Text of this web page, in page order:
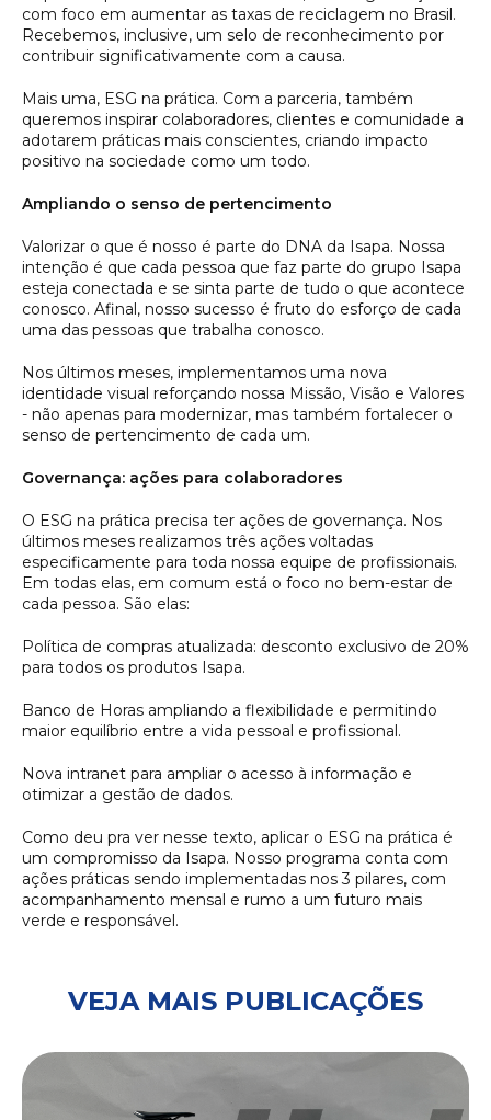
com foco em aumentar as taxas de reciclagem no Brasil.
Recebemos, inclusive, um selo de reconhecimento por
contribuir significativamente com a causa.
Mais uma, ESG na prática. Com a parceria, também
queremos inspirar colaboradores, clientes e comunidade a
adotarem práticas mais conscientes, criando impacto
positivo na sociedade como um todo.
Ampliando o senso de pertencimento
Valorizar o que é nosso é parte do DNA da Isapa. Nossa
intenção é que cada pessoa que faz parte do grupo Isapa
esteja conectada e se sinta parte de tudo o que acontece
conosco. Afinal, nosso sucesso é fruto do esforço de cada
uma das pessoas que trabalha conosco.
Nos últimos meses, implementamos uma nova
identidade visual reforçando nossa Missão, Visão e Valores
- não apenas para modernizar, mas também fortalecer o
senso de pertencimento de cada um.
Governança: ações para colaboradores
O ESG na prática precisa ter ações de governança. Nos
últimos meses realizamos três ações voltadas
especificamente para toda nossa equipe de profissionais.
Em todas elas, em comum está o foco no bem-estar de
cada pessoa. São elas:
Política de compras atualizada: desconto exclusivo de 20%
para todos os produtos Isapa.
Banco de Horas ampliando a flexibilidade e permitindo
maior equilíbrio entre a vida pessoal e profissional.
Nova intranet para ampliar o acesso à informação e
otimizar a gestão de dados.
Como deu pra ver nesse texto, aplicar o ESG na prática é
um compromisso da Isapa. Nosso programa conta com
ações práticas sendo implementadas nos 3 pilares, com
acompanhamento mensal e rumo a um futuro mais
verde e responsável.
VEJA MAIS PUBLICAÇÕES